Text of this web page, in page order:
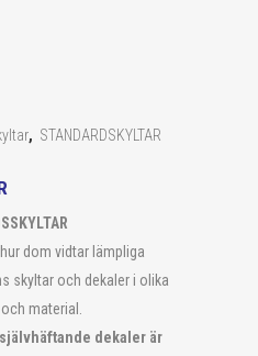
, STANDARDSKYLTAR
dom vidtar lämpliga
skyltar och dekaler i olika
material.
dekaler är